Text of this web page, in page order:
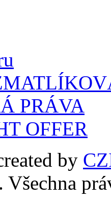
PRÁVA
OFFER
by
. Všechna